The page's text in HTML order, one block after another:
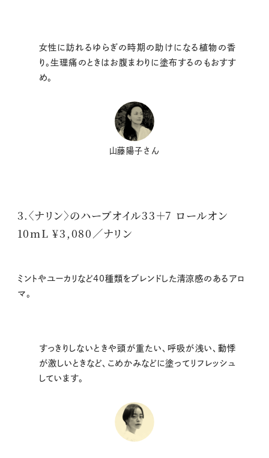
女性に訪れるゆらぎの時期の助けになる植物の香
り。生理痛のときはお腹まわりに塗布するのもおすす
め。
山藤陽子さん
3.〈ナリン〉のハーブオイル33＋7 ロールオン
10mL ¥3,080／ナリン
ミントやユーカリなど40種類をブレンドした清涼感のあるアロ
マ。
すっきりしないときや頭が重たい、呼吸が浅い、動悸
が激しいときなど、こめかみなどに塗ってリフレッシュ
しています。